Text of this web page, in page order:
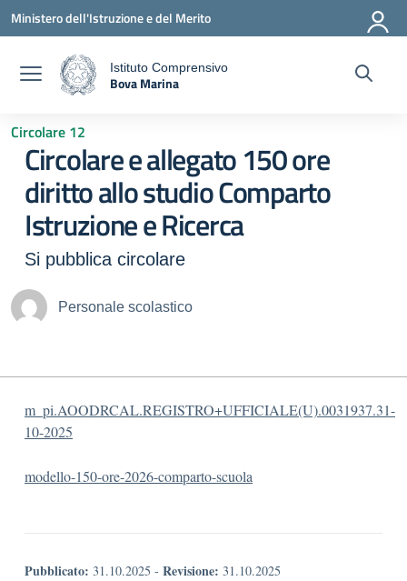
Vai ai contenuti
Vai al menu di navigazione
Vai al footer
Ministero dell'Istruzione e del Merito
Istituto Comprensivo
Bova Marina
Circolare 12
Circolare e allegato 150 ore
diritto allo studio Comparto
Istruzione e Ricerca
Si pubblica circolare
Personale scolastico
m_pi.AOODRCAL.REGISTRO+UFFICIALE(U).0031937.31-
10-2025
modello-150-ore-2026-comparto-scuola
Pubblicato: 31.10.2025 - Revisione: 31.10.2025